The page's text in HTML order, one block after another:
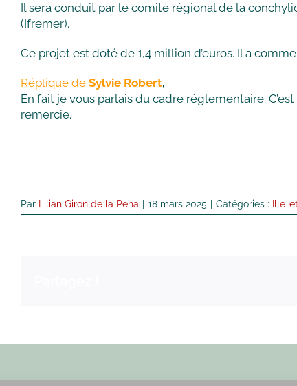
Il sera conduit par le comité régional de la
(Ifremer).
Ce projet est doté de 1,4 million d’euros. Il a
Réplique de Sylvie Robert,
En fait je vous parlais du cadre réglementaire.
remercie.
Par Lilian Giron de la Pena 18 mars 2025 Catégories : Ille-